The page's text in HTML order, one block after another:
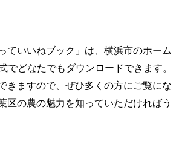
ていいねブック」は、横浜市のホーム
でどなたでもダウンロードできます。
きますので、ぜひ多くの方にご覧にな
区の農の魅力を知っていただければう